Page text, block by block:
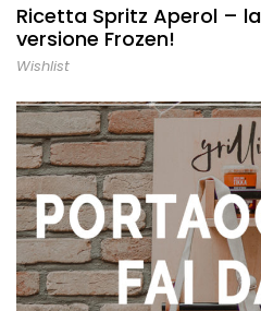
Ricetta Spritz Aperol –
versione Frozen!
Wishlist